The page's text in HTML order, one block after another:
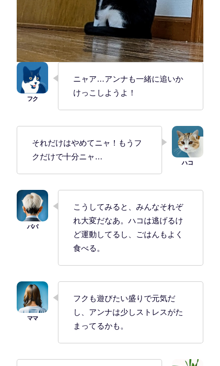
ニャア…アンナも一緒に追いか
けっこしようよ！
それだけはやめてニャ！もうフ
クだけで十分ニャ…
こうしてみると、みんなそれぞ
れ大変だなあ。ハコは逃げるけ
ど運動してるし、ごはんもよく
食べる。
フクも遊びたい盛りで元気だ
し、アンナは少しストレスがた
まってるかも。